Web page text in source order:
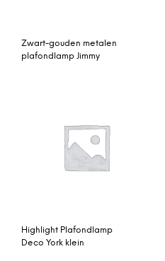
Zwart-gouden metalen
plafondlamp Jimmy
Highlight Plafondlamp
Deco York klein